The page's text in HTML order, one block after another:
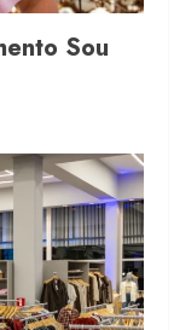
Sou